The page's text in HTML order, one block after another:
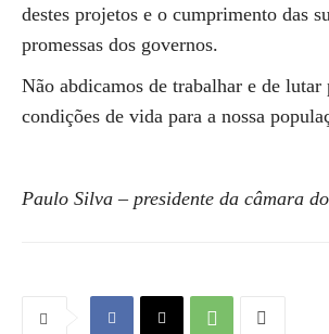
destes projetos e o cumprimento das
promessas dos governos.
Não abdicamos de trabalhar e de lutar
condições de vida para a nossa
Paulo Silva – presidente da câmara